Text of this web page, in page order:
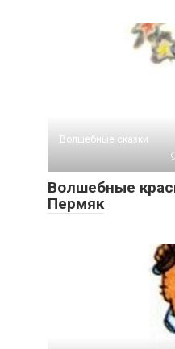
Волшебные сказки
Волшебные
Пермяк